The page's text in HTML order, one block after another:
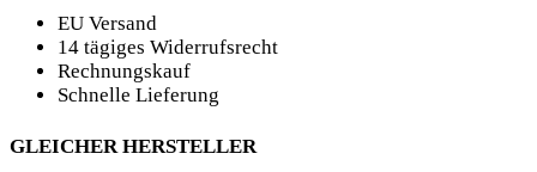
EU Versand
14 tägiges Widerrufsrecht
Rechnungskauf
Schnelle Lieferung
GLEICHER HERSTELLER